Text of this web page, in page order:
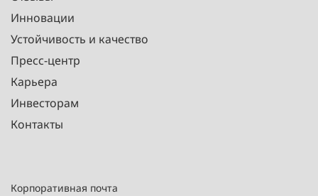
Инновации
Устойчивость и качество
Пресс-центр
Карьера
Инвесторам
Контакты
Корпоративная почта